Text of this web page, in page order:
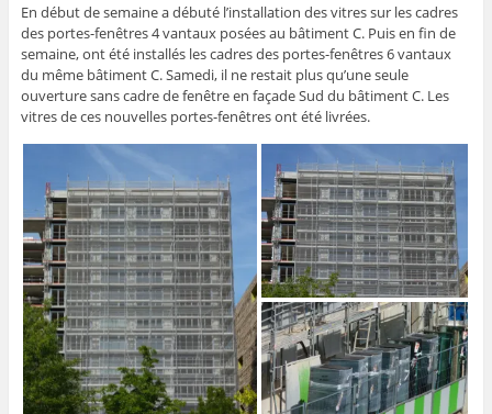
En début de semaine a débuté l’installation des vitres sur les cadres
des portes-fenêtres 4 vantaux posées au bâtiment C. Puis en fin de
semaine, ont été installés les cadres des portes-fenêtres 6 vantaux
du même bâtiment C. Samedi, il ne restait plus qu’une seule
ouverture sans cadre de fenêtre en façade Sud du bâtiment C. Les
vitres de ces nouvelles portes-fenêtres ont été livrées.